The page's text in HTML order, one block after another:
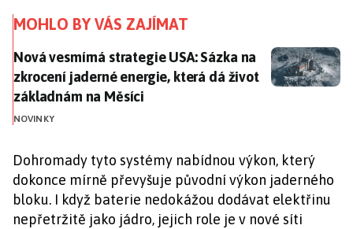
MOHLO BY VÁS ZAJÍMAT
Nová vesmírná strategie USA: Sázka na zkrocení
Nová vesmírná strategie USA: Sázka na
zkrocení jaderné energie, která dá život
základnám na Měsíci
NOVINKY
Dohromady tyto systémy nabídnou výkon, který
dokonce mírně převyšuje původní výkon jaderného
bloku. I když baterie nedokážou dodávat elektřinu
nepřetržitě jako jádro, jejich role je v nové síti